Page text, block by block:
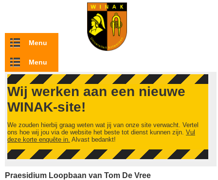
Overslaan en naar de inhoud gaan
Menu
Menu
Wij werken aan een nieuwe
WINAK-site!
We zouden hierbij graag weten wat jij van onze site verwacht. Vertel
ons hoe wij jou via de website het beste tot dienst kunnen zijn. Vul
deze korte enquête in. Alvast bedankt!
Praesidium Loopbaan van Tom De Vree